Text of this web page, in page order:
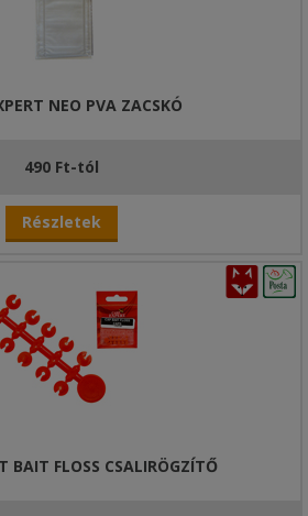
NEO PVA ZACSKÓ
490 Ft-tól
Részletek
BAIT FLOSS CSALIRÖGZÍTŐ